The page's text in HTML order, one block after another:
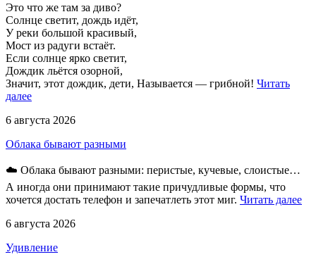
Это что же там за диво?
Солнце светит, дождь идёт,
У реки большой красивый,
Мост из радуги встаёт.
Если солнце ярко светит,
Дождик льётся озорной,
Значит, этот дождик, дети, Называется — грибной! Читать
далее
6 августа 2026
Облака бывают разными
☁️ Облака бывают разными: перистые, кучевые, слоистые…
А иногда они принимают такие причудливые формы, что
хочется достать телефон и запечатлеть этот миг. Читать далее
6 августа 2026
Удивление